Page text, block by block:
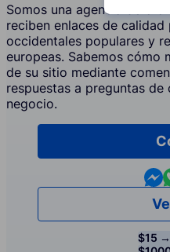
Somos una agencia de
reciben enlaces de calidad
occidentales populares y
europeas. Sabemos cómo
de su sitio mediante
respuestas a preguntas
negocio.
$15 →